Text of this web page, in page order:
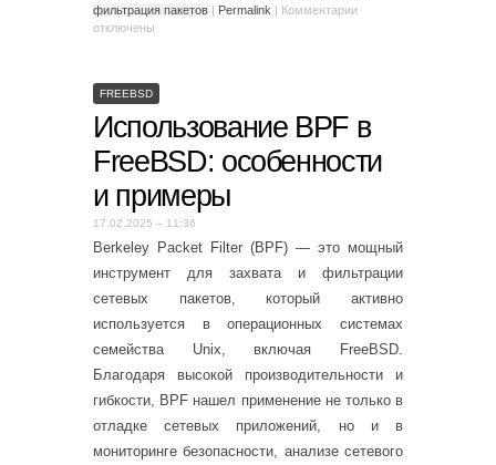
фильтрация пакетов | Permalink | Комментарии
отключены
FREEBSD
Использование BPF в
FreeBSD: особенности
и примеры
17.02.2025 – 11:36
Berkeley Packet Filter (BPF) — это мощный
инструмент для захвата и фильтрации
сетевых пакетов, который активно
используется в операционных системах
семейства Unix, включая FreeBSD.
Благодаря высокой производительности и
гибкости, BPF нашел применение не только в
отладке сетевых приложений, но и в
мониторинге безопасности, анализе сетевого